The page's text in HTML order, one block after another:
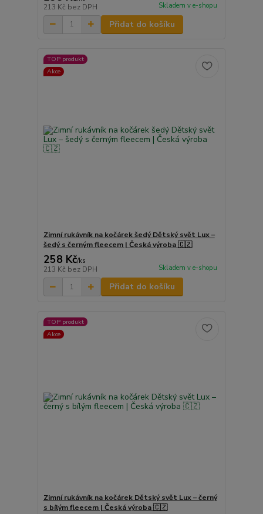
213 Kč bez DPH Skladem v e-shopu
Přidat do košíku
TOP produkt
Akce
Zimní rukávník na kočárek šedý Dětský svět Lux –
šedý s černým fleecem | Česká výroba 🇨🇿
258 Kč/ks
213 Kč bez DPH Skladem v e-shopu
Přidat do košíku
TOP produkt
Akce
Zimní rukávník na kočárek Dětský svět Lux – černý
s bílým fleecem | Česká výroba 🇨🇿